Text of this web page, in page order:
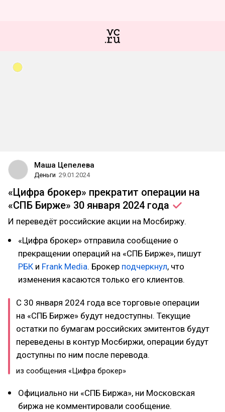
Маша Цепелева
Деньги 29.01.2024
«Цифра брокер» прекратит операции на
«СПБ Бирже» 30 января 2024 года
И переведёт российские акции на Мосбиржу.
«Цифра брокер» отправила сообщение о
прекращении операций на «СПБ Бирже», пишут
РБК и Frank Media. Брокер подчеркнул, что
изменения касаются только его клиентов.
С 30 января 2024 года все торговые операции
на «СПБ Бирже» будут недоступны. Текущие
остатки по бумагам российских эмитентов будут
переведены в контур Мосбиржи, операции будут
доступны по ним после перевода.
из сообщения «Цифра брокер»
Официально ни «СПБ Биржа», ни Московская
биржа не комментировали сообщение.